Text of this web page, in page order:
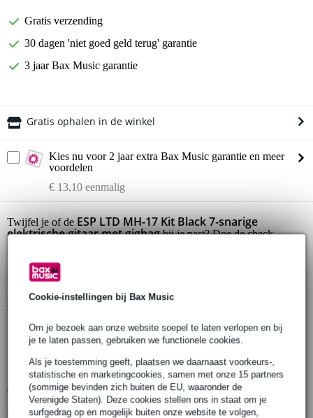
Cookie-instellingen bij Bax Music
Om je bezoek aan onze website soepel te laten verlopen en bij
je te laten passen, gebruiken we functionele cookies.
Als je toestemming geeft, plaatsen we daarnaast voorkeurs-,
statistische en marketingcookies, samen met onze 15 partners
(sommige bevinden zich buiten de EU, waaronder de
Verenigde Staten). Deze cookies stellen ons in staat om je
surfgedrag op en mogelijk buiten onze website te volgen,
Gratis verzending
30 dagen 'niet goed geld terug' garantie
3 jaar Bax Music garantie
Gratis ophalen in de winkel
Kies nu voor 2 jaar extra Bax Music garantie en meer
voordelen
€ 13,10 eenmalig
Twijfel je of deESP LTD MH-17 Kit Black 7-snarige
elektrische gitaar met gigbagbij je past? Doe de check.
Productinformatie
esdoorn hals met Thin U-profiel
hardwood toets met 22 XJ frets en 13.75 inch radius
ESP Designed LH-100 passieve humbuckers
Bekijk alle productspecificaties
Bekijk ook eens (4)